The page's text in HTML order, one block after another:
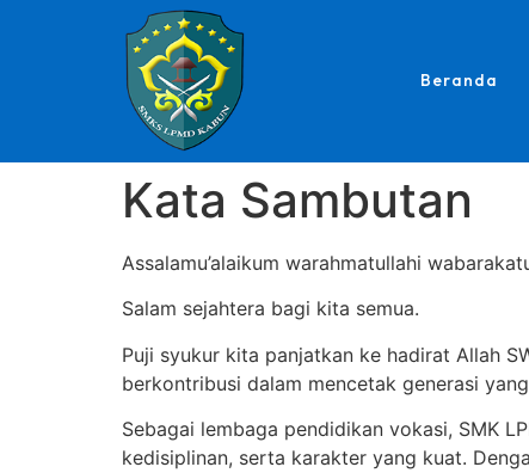
Beranda
Kata Sambutan
Assalamu’alaikum warahmatullahi
Salam sejahtera bagi kita semua.
Puji syukur kita panjatkan ke hadirat Allah
berkontribusi dalam mencetak generasi
Sebagai lembaga pendidikan vokasi, SMK
kedisiplinan, serta karakter yang kuat.